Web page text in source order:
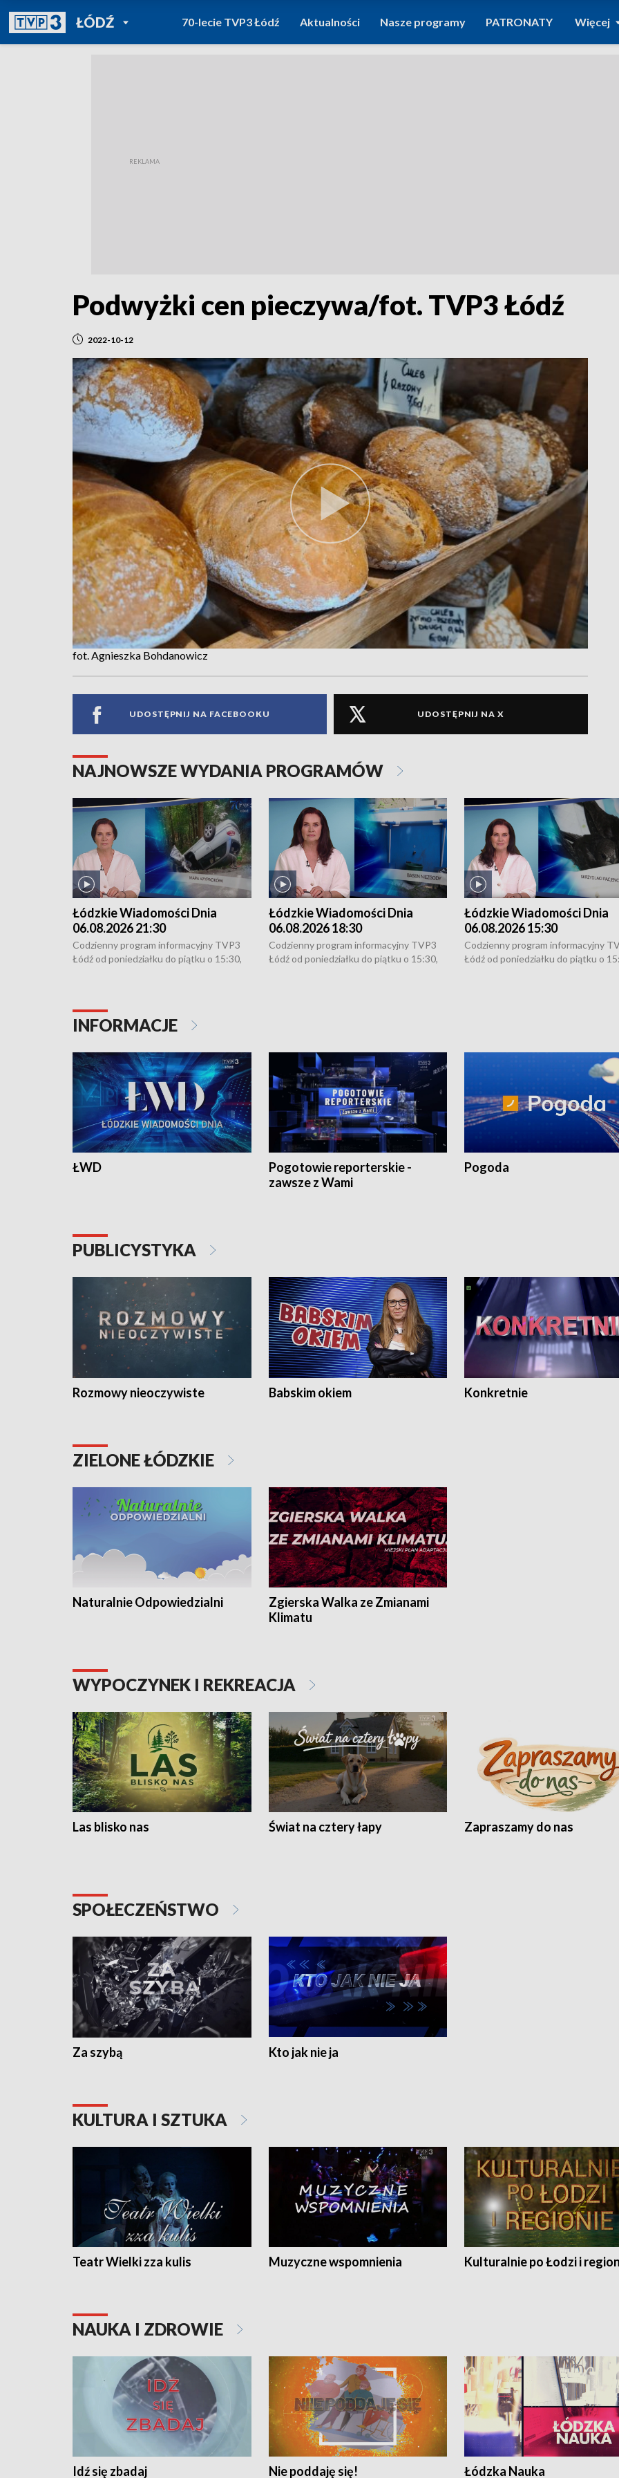
ŁÓDŹPOWRÓT DO
TVP REGIONY
70-lecie TVP3 Łódź Aktualności Nasze programy PATRONATY Więcej
Podwyżki cen pieczywa/fot. TVP3 Łódź
2022-10-12
fot. Agnieszka Bohdanowicz
UDOSTĘPNIJ NA FACEBOOKU UDOSTĘPNIJ NA X
NAJNOWSZE WYDANIA PROGRAMÓW
Łódzkie Wiadomości Dnia
06.08.2026 21:30
Codzienny program informacyjny TVP3
Łódź od poniedziałku do piątku o 15:30,
Łódzkie Wiadomości Dnia
06.08.2026 18:30
Codzienny program informacyjny TVP3
Łódź od poniedziałku do piątku o 15:30,
Łódzkie Wiadomości Dnia
06.08.2026 15:30
Codzienny program informacyjny
Łódź od poniedziałku do piątku o
INFORMACJE
ŁWD
Pogotowie reporterskie -
zawsze z Wami
Pogoda
PUBLICYSTYKA
Rozmowy nieoczywiste Babskim okiem Konkretnie
ZIELONE ŁÓDZKIE
Naturalnie Odpowiedzialni
Zgierska Walka ze Zmianami
Klimatu
WYPOCZYNEK I REKREACJA
Las blisko nas Świat na cztery łapy Zapraszamy do nas
SPOŁECZEŃSTWO
Za szybą Kto jak nie ja
KULTURA I SZTUKA
Teatr Wielki zza kulis Muzyczne wspomnienia Kulturalnie po Łodzi i
NAUKA I ZDROWIE
Idź się zbadaj Nie poddaję się! Łódzka Nauka